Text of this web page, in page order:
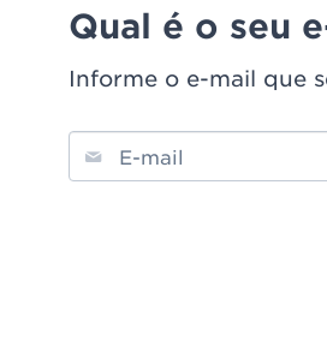
Qual é o seu
Informe o e-mail que
E-mail